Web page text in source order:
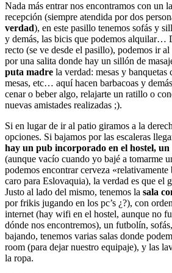
Nada más entrar nos encontramos con un
recepción (siempre atendida por dos
verdad), en este pasillo tenemos sofás y
y demás, las bicis que podemos alquilar…
recto (se ve desde el pasillo), podemos ir
por una salita donde hay un sillón de
puta madre la verdad: mesas y banquetas
mesas, etc… aquí hacen barbacoas y
cenar o beber algo, relajarte un ratillo o
nuevas amistades realizadas ;).
Si en lugar de ir al patio giramos a la
opciones. Si bajamos por las escaleras
hay un pub incorporado en el hostel,
(aunque vacío cuando yo bajé a tomarme
podemos encontrar cerveza «relativamente
caro para Eslovaquia), la verdad es que el
Justo al lado del mismo, tenemos la sala
por frikis jugando en los pc’s ¿?), con
internet (hay wifi en el hostel, aunque no
dónde nos encontremos), un futbolín,
bajando, tenemos varias salas donde
room (para dejar nuestro equipaje), y las
la ropa.